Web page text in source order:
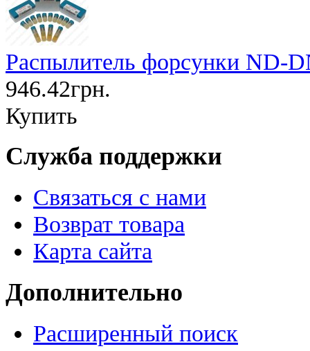
Распылитель форсунки ND-
946.42грн.
Купить
Служба поддержки
Связаться с нами
Возврат товара
Карта сайта
Дополнительно
Расширенный поиск